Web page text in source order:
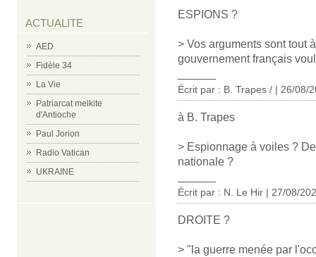
ACTUALITE
AED
Fidèle 34
La Vie
Patriarcat melkite
d'Antioche
Paul Jorion
Radio Vatican
UKRAINE
ESPIONS ?
> Vos arguments sont tout
gouvernement français
Écrit par : B. Trapes / | 26/08/
à B. Trapes
> Espionnage à voiles ?
nationale ?
Écrit par : N. Le Hir | 27/08/
DROITE ?
> "la guerre menée par